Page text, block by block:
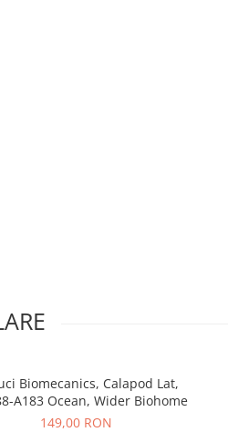
Biomecanics, Calapod Lat,
A183 Ocean, Wider Biohome
149,00 RON